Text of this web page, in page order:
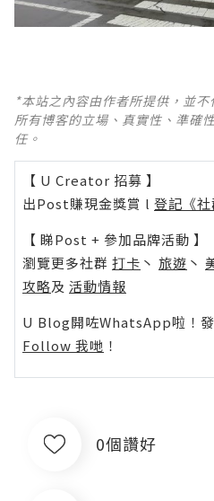
*本站之內容由作者所提供，並
所有博客的立場、真實性、準確
任。
【 U Creator 招募 】
出Post賺現金獎賞 l 登記《社
【 睇Post + 參加品牌活動 】
瀏覽更多社群 打卡 丶 旅遊 丶
攻略及 活動情報
U Blog開咗WhatsApp啦！發
Follow 我哋 ！
0個讚好